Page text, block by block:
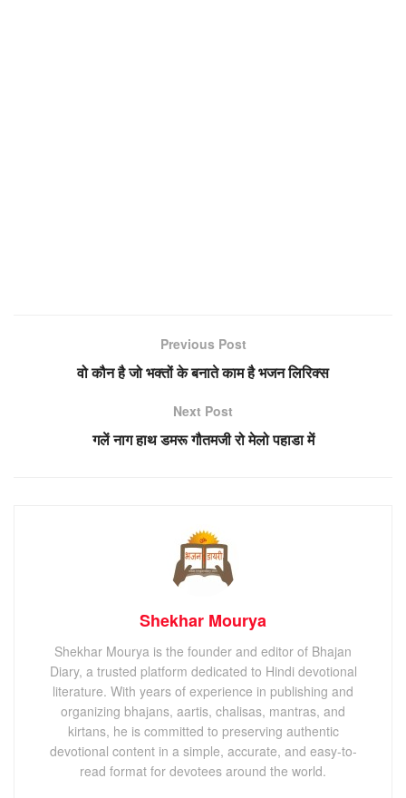
Previous Post
वो कौन है जो भक्तों के बनाते काम है भजन लिरिक्स
Next Post
गलें नाग हाथ डमरू गौतमजी रो मेलो पहाडा में
Shekhar Mourya
Shekhar Mourya is the founder and editor of Bhajan
Diary, a trusted platform dedicated to Hindi devotional
literature. With years of experience in publishing and
organizing bhajans, aartis, chalisas, mantras, and
kirtans, he is committed to preserving authentic
devotional content in a simple, accurate, and easy-to-
read format for devotees around the world.